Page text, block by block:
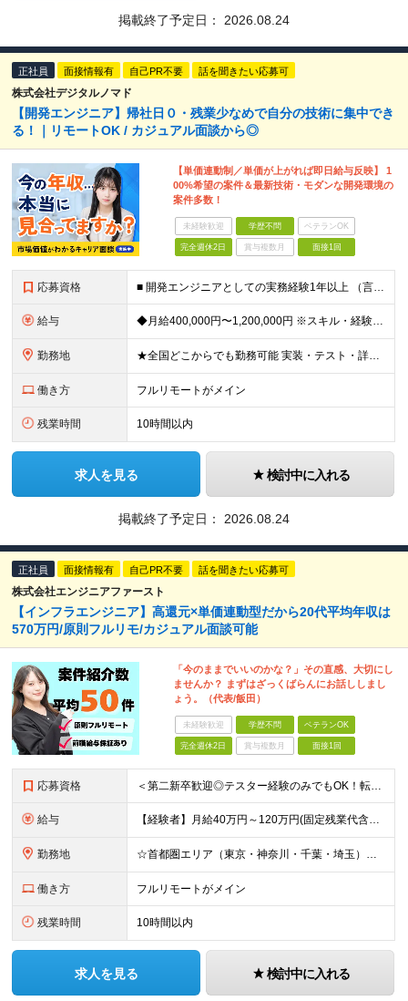
掲載終了予定日： 2026.08.24
正社員 面接情報有 自己PR不要 話を聞きたい応募可
株式会社デジタルノマド
【開発エンジニア】帰社日０・残業少なめで自分の技術に集中でき
る！｜リモートOK / カジュアル面談から◎
【単価連動制／単価が上がれば即日給与反映】 1
00%希望の案件＆最新技術・モダンな開発環境の
案件多数！
未経験歓迎 学歴不問 ベテランOK
完全週休2日 賞与複数月 面接1回
応募資格 ■ 開発エンジニアとしての実務経験1年以上 （言語・業界・規模・担当工程は問いません。テストや一部改修の経験だけでも歓迎です！） ・学歴・転職回数・経歴ブランク不問 「このままでいいのか？」その違
給与 ◆月給400,000円〜1,200,000円 ※スキル・経験・希望案件により決定します ※上記金額には固定残業代（月30時間分／76,000円〜）を含みます ※固定残業代は月給に応じて決定します ※超
勤務地 ★全国どこからでも勤務可能 実装・テスト・詳細設計・要件定義など、担当工程や技術レベルに応じて、フルリモート／ハイブリッド／出社中心など、あなたに合った働き方を選べます。 ・リモート率は全体で9割超
働き方 フルリモートがメイン
残業時間 10時間以内
求人を見る 検討中に入れる
掲載終了予定日： 2026.08.24
正社員 面接情報有 自己PR不要 話を聞きたい応募可
株式会社エンジニアファースト
【インフラエンジニア】高還元×単価連動型だから20代平均年収は
570万円/原則フルリモ/カジュアル面談可能
「今のままでいいのかな？」その直感、大切にし
ませんか？ まずはざっくばらんにお話ししまし
ょう。（代表/飯田）
未経験歓迎 学歴不問 ベテランOK
完全週休2日 賞与複数月 面接1回
応募資格 ＜第二新卒歓迎◎テスター経験のみでもOK！転職回数不問＞ ■学歴不問 ■ブランクOK ■エンジニアとしての実務経験が1年以上ある方 └開発、インフラ、工程、言語は一切不問！ ※未経験も若干名募集して
給与 【経験者】月給40万円～120万円(固定残業代含む)+各種手当 ★前職給与の総収入額を100％保証｜還元率84％〜100％ ★20代の平均年収570万円 ※月給には、みなし残業手当(月30時間／5万
勤務地 ☆首都圏エリア（東京・神奈川・千葉・埼玉）・名古屋・大阪・福岡を中心とした全国各地のプロジェクト先に参画いただきます。 ※希望をヒアリングした上で決定します ☆全国各地からフルリモートOK 【本社】
働き方 フルリモートがメイン
残業時間 10時間以内
求人を見る 検討中に入れる